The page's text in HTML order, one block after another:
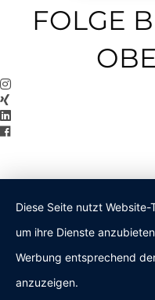
FOLGE
Diese Seite nutzt
um ihre Dienste
Werbung entsprechend
anzuzeigen.